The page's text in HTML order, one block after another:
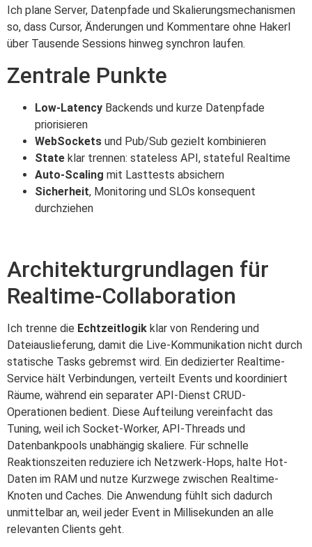
Ich plane Server, Datenpfade und Skalierungsmechanismen
so, dass Cursor, Änderungen und Kommentare ohne Hakerl
über Tausende Sessions hinweg synchron laufen.
Zentrale Punkte
Low-Latency Backends und kurze Datenpfade
priorisieren
WebSockets und Pub/Sub gezielt kombinieren
State klar trennen: stateless API, stateful Realtime
Auto-Scaling mit Lasttests absichern
Sicherheit, Monitoring und SLOs konsequent
durchziehen
Architekturgrundlagen für
Realtime-Collaboration
Ich trenne die Echtzeitlogik klar von Rendering und
Dateiauslieferung, damit die Live-Kommunikation nicht durch
statische Tasks gebremst wird. Ein dedizierter Realtime-
Service hält Verbindungen, verteilt Events und koordiniert
Räume, während ein separater API-Dienst CRUD-
Operationen bedient. Diese Aufteilung vereinfacht das
Tuning, weil ich Socket-Worker, API-Threads und
Datenbankpools unabhängig skaliere. Für schnelle
Reaktionszeiten reduziere ich Netzwerk-Hops, halte Hot-
Daten im RAM und nutze Kurzwege zwischen Realtime-
Knoten und Caches. Die Anwendung fühlt sich dadurch
unmittelbar an, weil jeder Event in Millisekunden an alle
relevanten Clients geht.